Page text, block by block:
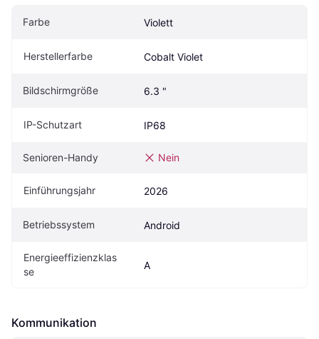
Farbe Violett
Herstellerfarbe Cobalt Violet
Bildschirmgröße 6.3 "
IP-Schutzart IP68
Senioren-Handy Nein
Einführungsjahr 2026
Betriebssystem Android
Energieeffizienzklas
se
A
Kommunikation